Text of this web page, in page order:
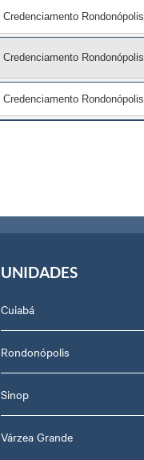
Credenciamento Rondonópolis
Credenciamento Rondonópolis
Credenciamento Rondonópolis
UNIDADES
Cuiabá
Rondonópolis
Sinop
Várzea Grande